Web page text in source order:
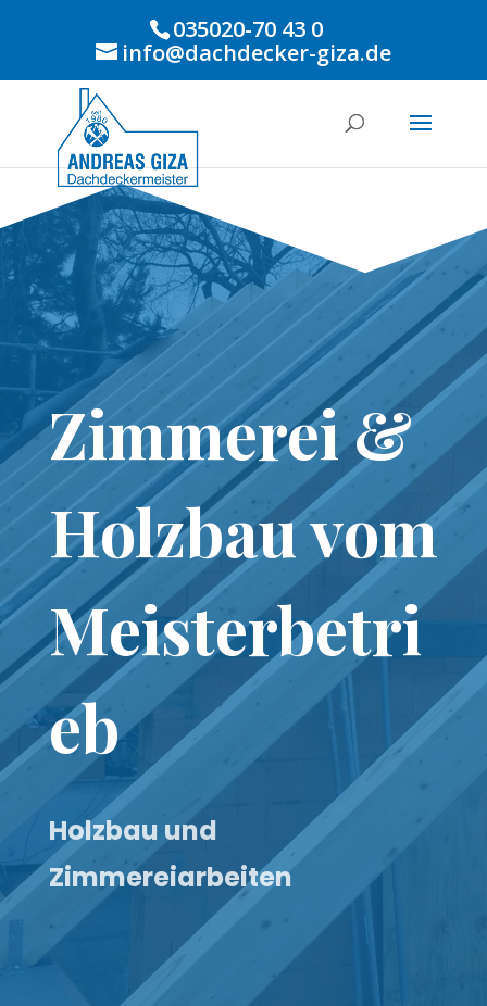
035020-70 43 0
info@dachdecker-giza.de
Zimmerei &
Holzbau vom
Meisterbetri
eb
Holzbau und
Zimmereiarbeiten